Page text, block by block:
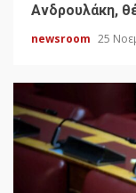
Ανδρουλάκη,
newsroom 25